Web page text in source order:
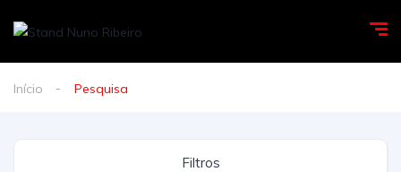
Início Pesquisa
Filtros